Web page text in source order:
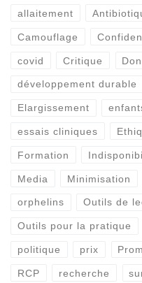
allaitement
Camouflage
covid Critique
développement durable
Elargissement
essais cliniques
Formation
Media Minimisation
orphelins Outils de
Outils pour la pratique
politique prix
RCP recherche